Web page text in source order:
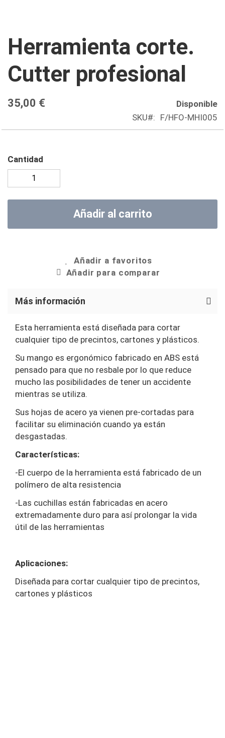
Saltar
al
de
galería
Herramienta corte.
Cutter profesional
35,00 €
Disponible
SKU
F/HFO-MHI005
Cantidad
Añadir al carrito
Añadir a favoritos
Añadir para comparar
Más información
Esta herramienta está diseñada para cortar
cualquier tipo de precintos, cartones y plásticos.
Su mango es ergonómico fabricado en ABS está
pensado para que no resbale por lo que reduce
mucho las posibilidades de tener un accidente
mientras se utiliza.
Sus hojas de acero ya vienen pre-cortadas para
facilitar su eliminación cuando ya están
desgastadas.
Características:
-El cuerpo de la herramienta está fabricado de un
polímero de alta resistencia
-Las cuchillas están fabricadas en acero
extremadamente duro para así prolongar la vida
útil de las herramientas
Aplicaciones:
Diseñada para cortar cualquier tipo de precintos,
cartones y plásticos